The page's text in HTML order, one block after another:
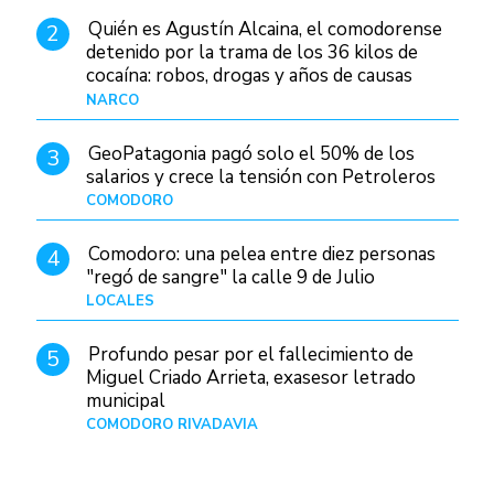
2
Quién es Agustín Alcaina, el comodorense
detenido por la trama de los 36 kilos de
cocaína: robos, drogas y años de causas
judiciales
NARCO
3
GeoPatagonia pagó solo el 50% de los
salarios y crece la tensión con Petroleros
COMODORO
4
Comodoro: una pelea entre diez personas
"regó de sangre" la calle 9 de Julio
LOCALES
5
Profundo pesar por el fallecimiento de
Miguel Criado Arrieta, exasesor letrado
municipal
COMODORO RIVADAVIA